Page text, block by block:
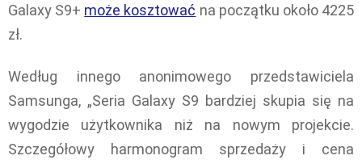
Galaxy S9+ może kosztować na początku około 4225
zł.
Według innego anonimowego przedstawiciela
Samsunga, „Seria Galaxy S9 bardziej skupia się na
wygodzie użytkownika niż na nowym projekcie.
Szczegółowy harmonogram sprzedaży i cena